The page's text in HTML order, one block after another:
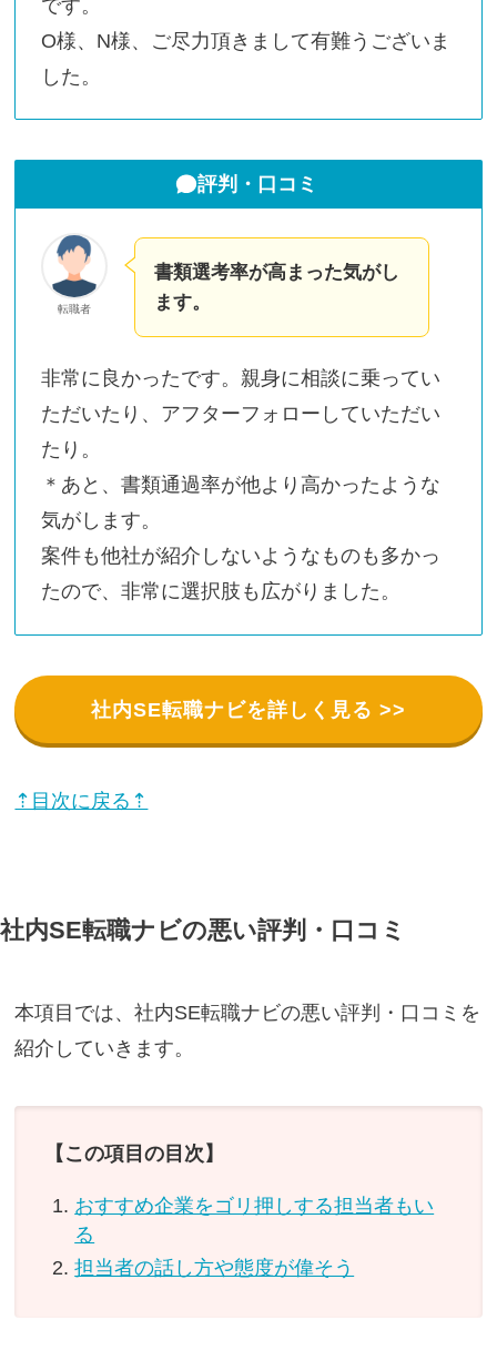
です。
O様、N様、ご尽力頂きまして有難うございま
した。
評判・口コミ
転職者
書類選考率が高まった気がし
ます。
非常に良かったです。親身に相談に乗ってい
ただいたり、アフターフォローしていただい
たり。
＊あと、書類通過率が他より高かったような
気がします。
案件も他社が紹介しないようなものも多かっ
たので、非常に選択肢も広がりました。
社内SE転職ナビを詳しく見る >>
⇡目次に戻る⇡
社内SE転職ナビの悪い評判・口コミ
本項目では、社内SE転職ナビの悪い評判・口コミを
紹介していきます。
【この項目の目次】
おすすめ企業をゴリ押しする担当者もい
る
担当者の話し方や態度が偉そう